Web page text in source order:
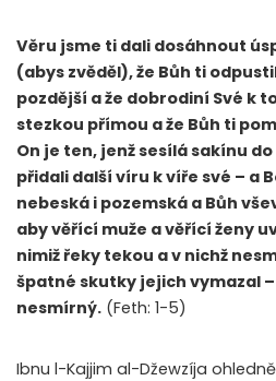
Věru jsme ti dali dosáhnout
(abys zvěděl), že Bůh ti
pozdější a že dobrodiní Své k
stezkou přímou a že Bůh ti
On je ten, jenž sesílá sakínu
přidali další víru k víře své – a
nebeská i pozemská a Bůh
aby věřící muže a věřící ženy
nimiž řeky tekou a v nichž
špatné skutky jejich vymazal
nesmírný. (Feth: 1-5)
Ibnu l-Kajjim al-Džewzíja